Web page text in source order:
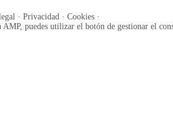
· Privacidad · Cookies·
puedes utilizar el botón de gestionar el